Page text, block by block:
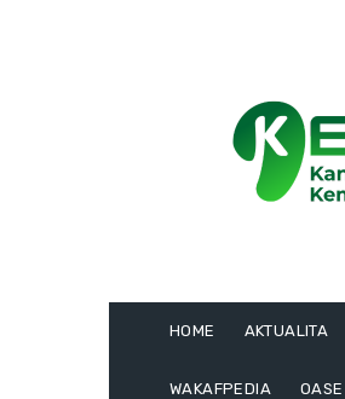
HOME AKTUALITA
WAKAFPEDIA OASE